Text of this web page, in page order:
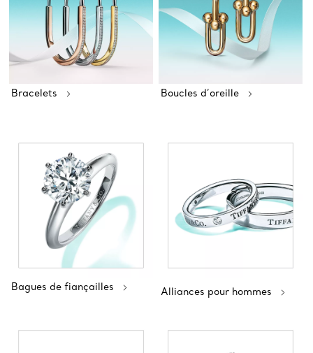
Bracelets Boucles d’oreille
Bagues de fiançailles Alliances pour hommes